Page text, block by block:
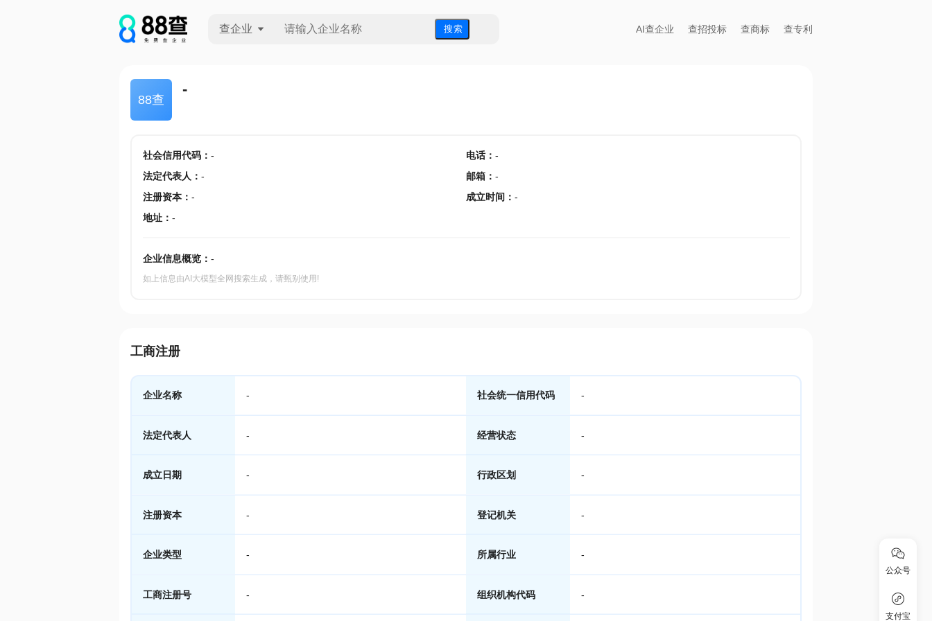
查企业 搜 索 AI查企业 查招投标 查商标 查专利
88查
-
社会信用代码： - 电话： -
法定代表人 ： - 邮箱 ： -
注册资本： - 成立时间 ： -
地址： -
企业信息概览： -
如上信息由AI大模型全网搜索生成，请甄别使用!
工商注册
企业名称 - 社会统一信用代码 -
法定代表人 - 经营状态 -
成立日期 - 行政区划 -
注册资本 - 登记机关 -
企业类型 - 所属行业 -
工商注册号 - 组织机构代码 -
公众号
支付宝